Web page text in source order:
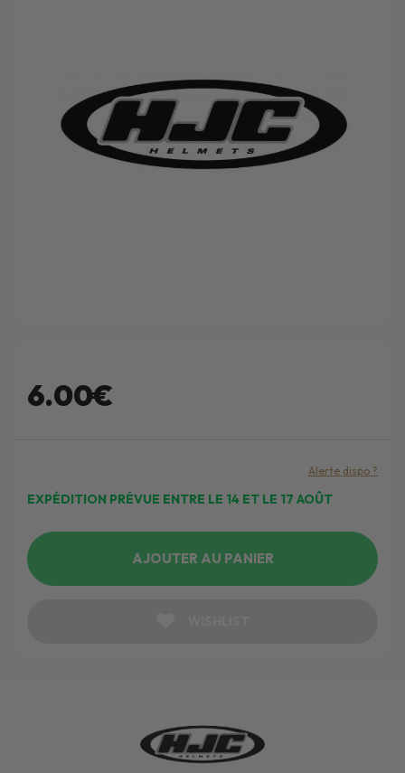
6.00€
EXPÉDITION PRÉVUE ENTRE LE 14 ET LE 17 AOÛT
Alerte dispo ?
AJOUTER AU PANIER